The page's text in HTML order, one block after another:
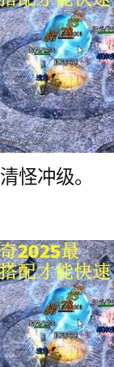
怪冲级。